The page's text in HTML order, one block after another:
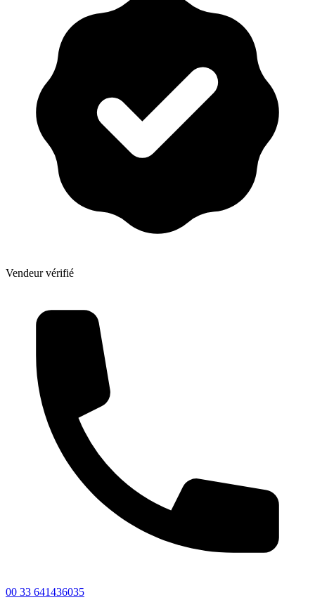
Vendeur vérifié
00 33 641436035